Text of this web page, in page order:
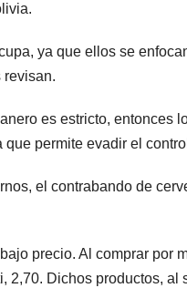
ya que ellos se
revisan.
es estricto, entonces
permite evadir el
el contrabando de
precio. Al comprar por
2,70. Dichos productos, al